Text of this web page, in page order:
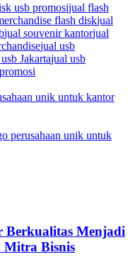
usb promosijual flash
flash diskjual
jual souvenir kantorjual
jual usb
Jakartajual usb
unik untuk kantor
perusahaan unik untuk
Berkualitas Menjadi
Mitra Bisnis